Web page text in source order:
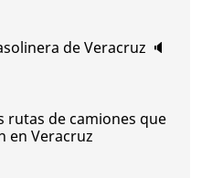
de Veracruz 🔈
rutas de camiones que
en Veracruz